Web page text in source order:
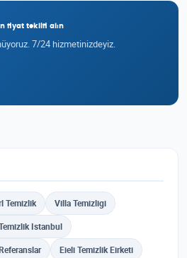
fiyat teklifi alın
7/24 hizmetinizdeyiz.
Temizlik Villa Temizligi
Istanbul
Eieli Temizlik Eirketi